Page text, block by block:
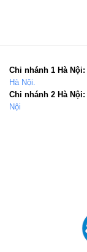
Chi nhánh 1 Hà Nội:
Hà Nội.
Chi nhánh 2 Hà Nội:
Nội